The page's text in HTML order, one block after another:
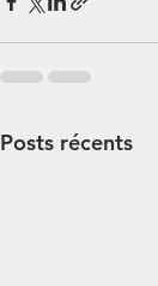
Posts récents